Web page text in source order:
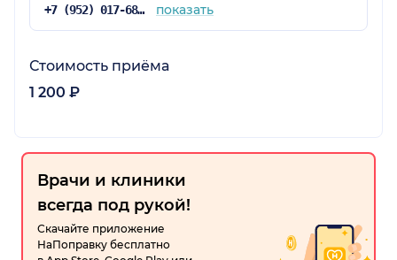
+7 (952) 017-68-69 показать
Стоимость приёма
1 200 ₽
Врачи и клиники
всегда под рукой!
Скачайте приложение
НаПоправку бесплатно